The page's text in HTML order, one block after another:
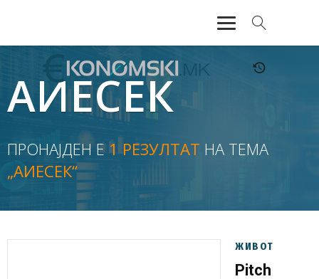
АКТУЕЛНО
ЕКОНОМИЈА
ФИНАНСИИ
БАНКАРСТВО
ЖИВОТ
АИЕСЕК
ПРОНАЈДЕН Е1 РЕЗУЛТАТ НА ТЕМА
„АИЕСЕК“
ЖИВОТ
Pitch